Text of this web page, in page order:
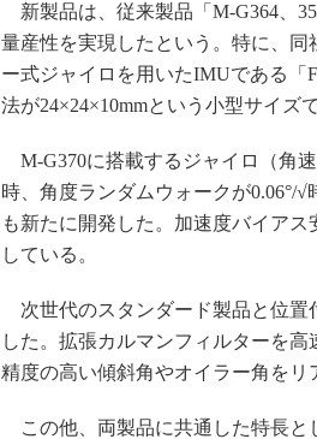
新製品は、従来製品「M-G364、
量産性を実現したという。特に、
ー式ジャイロを用いたIMUである「
法が24×24×10mmという小型サイズ
M-G370に搭載するジャイロ（角
時、角度ランダムウォークが0.06°/
も新たに開発した。加速度バイア
している。
次世代のスタンダード製品と位置
した。拡張カルマンフィルターを高
精度の高い傾斜角やオイラー角をリ
この他、両製品に共通した特長と